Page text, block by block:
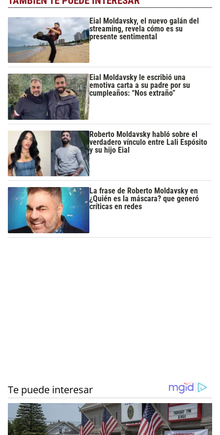
Eial Moldavsky, el nuevo galán del
streaming, revela cómo es su
presente sentimental
Eial Moldavsky le escribió una
emotiva carta a su padre por su
cumpleaños: “Nos extraño”
Roberto Moldavsky habló sobre el
verdadero vínculo entre Lali Espósito
y su hijo Eial
La frase de Roberto Moldavsky en
¿Quién es la máscara? que generó
críticas en redes